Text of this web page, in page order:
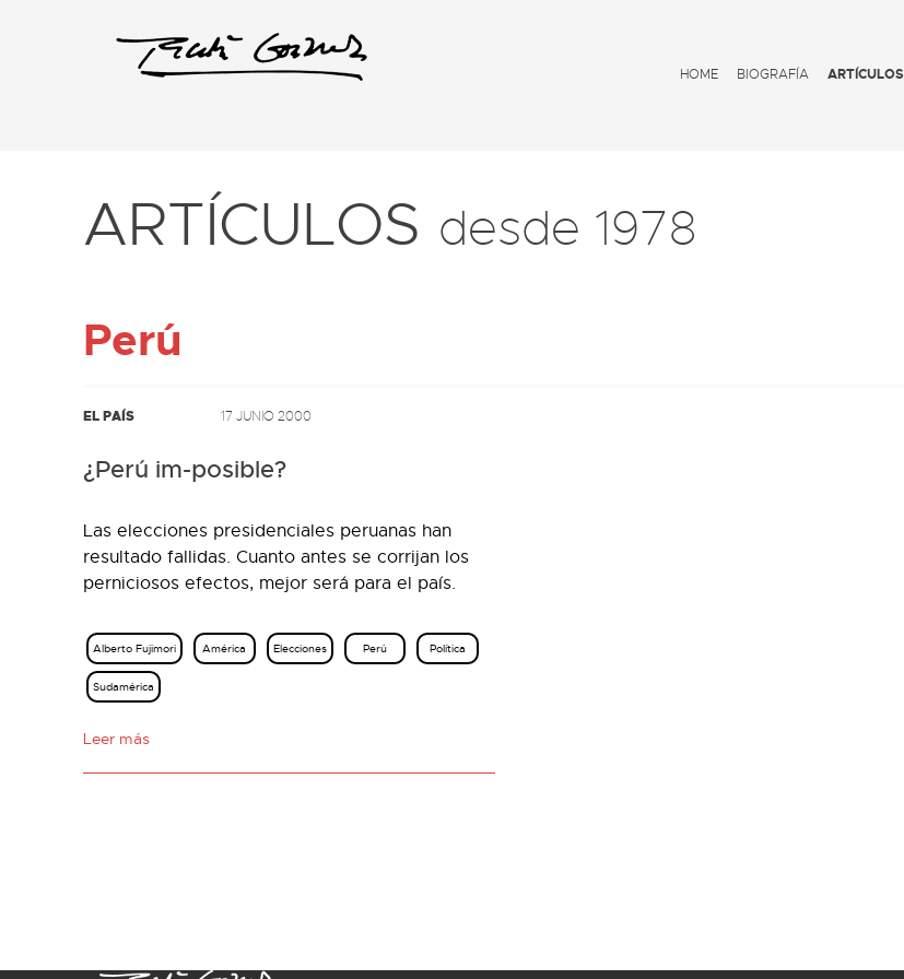
HOME BIOGRAFÍA ARTÍCULOS
ARTÍCULOS desde 1978
Perú
EL PAÍS 17 JUNIO 2000
¿Perú im-posible?
Las elecciones presidenciales peruanas han
resultado fallidas. Cuanto antes se corrijan los
perniciosos efectos, mejor será para el país.
Alberto Fujimori América Elecciones Perú Política
Sudamérica
Leer más